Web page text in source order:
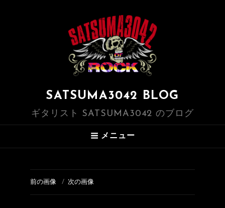
SATSUMA3042 BLOG
ギタリスト SATSUMA3042 のブログ
メニュー
前の画像 次の画像